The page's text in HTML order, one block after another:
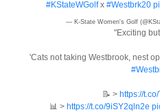
#KStateWGolfx #Westbrk20
— K-State Women's Golf
"Exciting
'Cats not taking Westbrook, nest
📝 > https://
📊 > https://t.co/9iSY2qln2e